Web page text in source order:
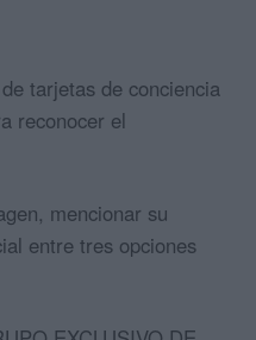
tarjetas de conciencia
reconocer el
mencionar su
entre tres opciones